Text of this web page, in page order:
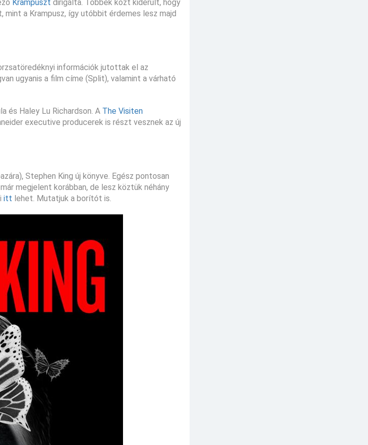
Krampuszt dirigálta. Többek közt kiderült, hogy
mint a Krampusz, így utóbbit érdemes lesz majd
információk jutottak el az
ugyanis a film címe (Split), valamint a várható
és Haley Lu Richardson. A The Visiten
executive producerek is részt vesznek az új
Stephen King új könyve. Egész pontosan
megjelent korábban, de lesz köztük néhány
itt lehet. Mutatjuk a borítót is.